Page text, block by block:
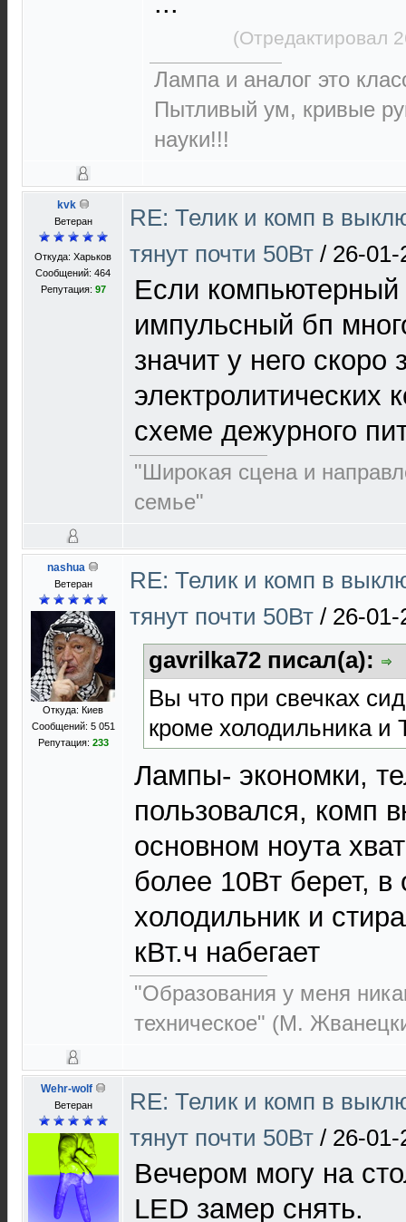
(Отредактировал
Лампа и аналог это
Пытливый ум, кривые
науки!!!
kvk
Ветеран
Откуда: Харьков
Сообщений: 464
Репутация: 97
RE: Телик и комп в
тянут почти 50Вт / 26-01-
Если
импульсный бп
значит у него скоро
электролитических
схеме дежурного
"Широкая сцена и
семье"
nashua
Ветеран
Откуда: Киев
Сообщений: 5 051
Репутация: 233
RE: Телик и комп в
тянут почти 50Вт / 26-01-
gavrilka72 писал(а):
Вы что при свечках
кроме холодильника и
Лампы- экономки,
пользовался, комп
основном ноута
более 10Вт берет, в
холодильник и
кВт.ч набегает
"Образования у меня
техническое" (М.
Wehr-wolf
Ветеран
RE: Телик и комп в
тянут почти 50Вт / 26-01-
Вечером могу на
LED замер снять.